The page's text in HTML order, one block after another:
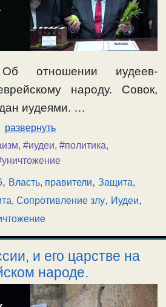
Об отношении иудеев-
народу. Совок,
иудеями. …
развернуть
, #иудеи, #политика,
, Власть, правители,Защита,
Сопротивление злу, Иудеи,
и его царстве на
народе.